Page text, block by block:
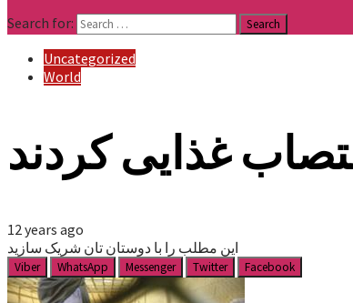
Search for:
Uncategorized
World
غذایی کردند
12 years ago
این مطلب را با دوستان تان شریک سازید
Viber WhatsApp Messenger Twitter Facebook